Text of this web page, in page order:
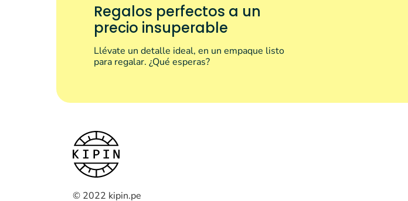
Regalos perfectos a un
precio insuperable
Llévate un detalle ideal, en un empaque listo
para regalar. ¿Qué esperas?
© 2022 kipin.pe